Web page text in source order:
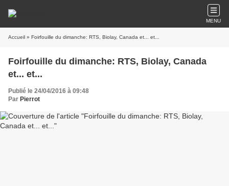
MENU
Accueil » Foirfouille du dimanche: RTS, Biolay, Canada et... et...
Foirfouille du dimanche: RTS, Biolay, Canada
et... et...
Publié le 24/04/2016 à 09:48
Par Pierrot